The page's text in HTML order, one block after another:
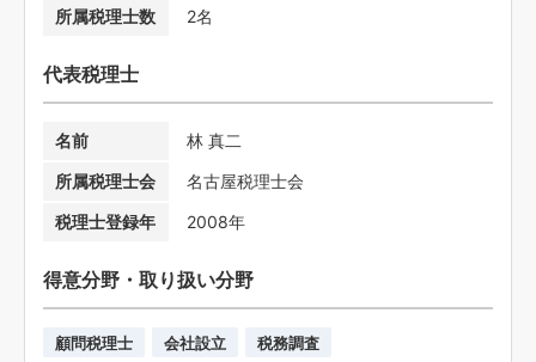
所属税理士数
2名
代表税理士
名前
林 真二
所属税理士会
名古屋税理士会
税理士登録年
2008年
得意分野・取り扱い分野
顧問税理士 会社設立 税務調査